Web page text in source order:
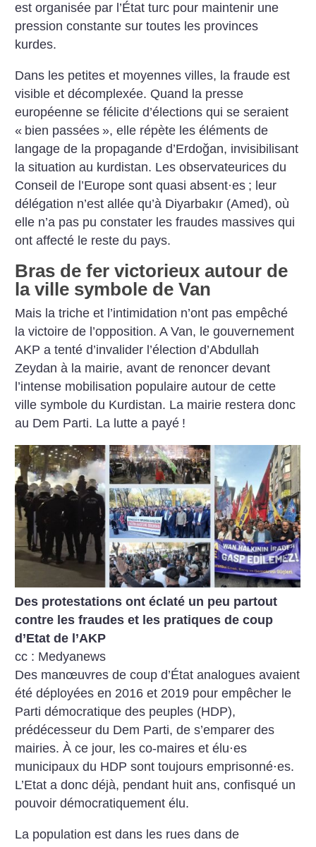
est organisée par l’État turc pour maintenir une
pression constante sur toutes les provinces
kurdes.
Dans les petites et moyennes villes, la fraude est
visible et décomplexée. Quand la presse
européenne se félicite d’élections qui se seraient
« bien passées », elle répète les éléments de
langage de la propagande d’Erdoğan, invisibilisant
la situation au kurdistan. Les observateurices du
Conseil de l’Europe sont quasi absent·es ; leur
délégation n’est allée qu’à Diyarbakır (Amed), où
elle n’a pas pu constater les fraudes massives qui
ont affecté le reste du pays.
Bras de fer victorieux autour de
la ville symbole de Van
Mais la triche et l’intimidation n’ont pas empêché
la victoire de l’opposition. A Van, le gouvernement
AKP a tenté d’invalider l’élection d’Abdullah
Zeydan à la mairie, avant de renoncer devant
l’intense mobilisation populaire autour de cette
ville symbole du Kurdistan. La mairie restera donc
au Dem Parti. La lutte a payé !
Des protestations ont éclaté un peu partout
contre les fraudes et les pratiques de coup
d’Etat de l’AKP
cc : Medyanews
Des manœuvres de coup d’État analogues avaient
été déployées en 2016 et 2019 pour empêcher le
Parti démocratique des peuples (HDP),
prédécesseur du Dem Parti, de s’emparer des
mairies. À ce jour, les co-maires et élu⋅es
municipaux du HDP sont toujours emprisonné⋅es.
L’Etat a donc déjà, pendant huit ans, confisqué un
pouvoir démocratiquement élu.
La population est dans les rues dans de